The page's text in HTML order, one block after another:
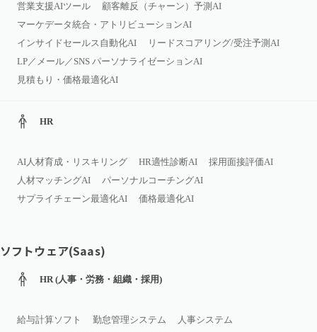
営業支援AIツール
顧客離反（チャーン）予測AI
マーケデータ統合・アトリビューションAI
インサイドセールス自動化AI
リードスコアリング/受注予測AI
LP／メール／SNS パーソナライゼーションAI
見積もり・価格最適化AI
HR
AI人材育成・リスキリング HR適性診断AI
採用面接評価AI
人材マッチングAI
パーソナルコーチングAI
サプライチェーン最適化AI
価格最適化AI
ソフトウェア(Saas)
HR (人事・労務・組織・採用)
給与計算ソフト 勤怠管理システム
人事システム